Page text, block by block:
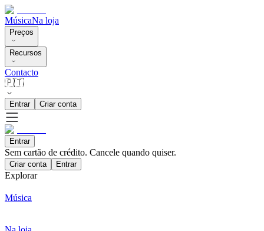
MúsicaNa loja
Preços
Recursos
Contacto
🇵🇹
Entrar Criar conta
Entrar
Sem cartão de crédito. Cancele quando quiser.
Criar conta Entrar
Explorar
Música